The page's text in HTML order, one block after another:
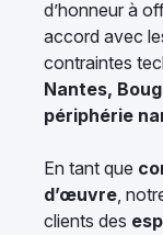
d’honneur à
accord avec
contraintes
Nantes,
périphérie
En tant que
d’œuvre,
clients des